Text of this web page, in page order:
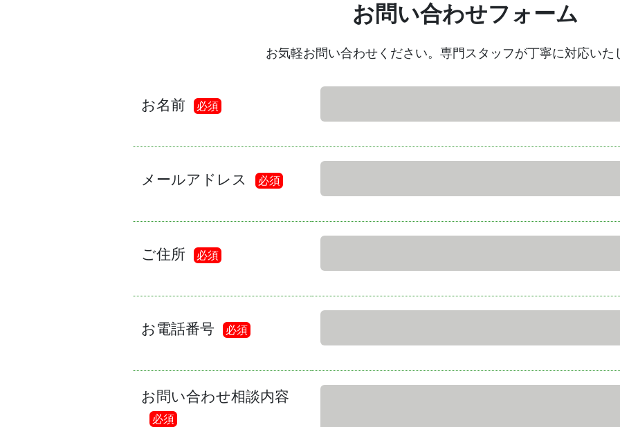
お問い合わせフォーム
お気軽お問い合わせください。専門スタッフが丁寧に対応いた
お名前 必須
メールアドレス 必須
ご住所 必須
お電話番号 必須
お問い合わせ相談内容
必須